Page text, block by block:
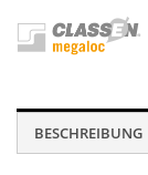
BESCHREIBUNG